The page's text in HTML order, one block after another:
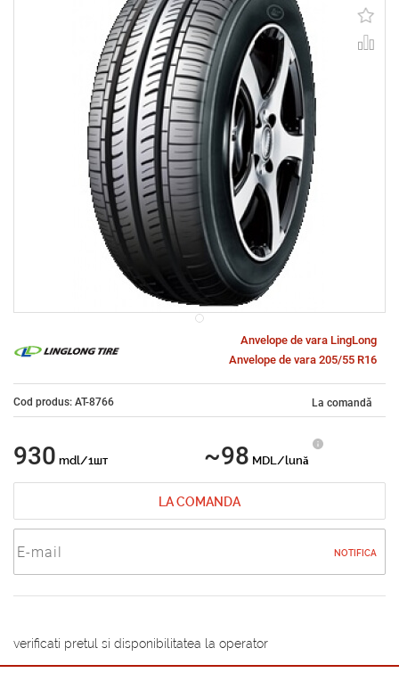
Anvelope de vara LingLong
Anvelope de vara 205/55 R16
Cod produs: AT-8766 La comandă
930 mdl/1шт ~98 MDL/lună
LA COMANDA
NOTIFICA
verificati pretul si disponibilitatea la operator